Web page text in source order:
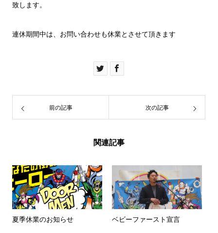
致します。
連休期間中は、お問い合わせも休業とさせて頂きます
前の記事 次の記事
関連記事
夏季休業のお知らせ ベビーファースト宣言